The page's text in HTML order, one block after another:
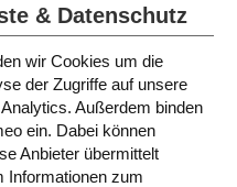
FESTIVALBÜCHER
& Datenschutz
wir Cookies um die
der Zugriffe auf unsere
Außerdem binden
ein. Dabei können
Anbieter übermittelt
Informationen zum